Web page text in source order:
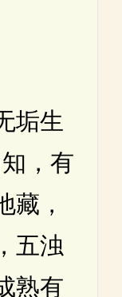
垢生
，有
藏，
五浊
熟有